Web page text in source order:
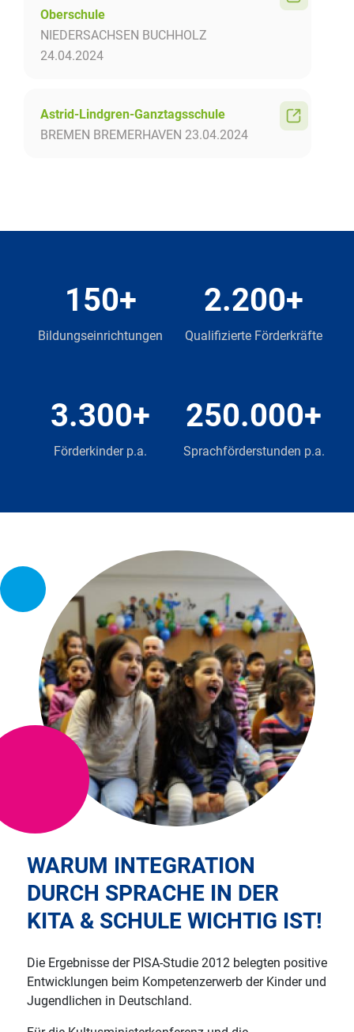
Oberschule
NIEDERSACHSEN BUCHHOLZ
24.04.2024
Astrid-Lindgren-Ganztagsschule
BREMEN BREMERHAVEN 23.04.2024
150+
Bildungseinrichtungen
2.200+
Qualifizierte Förderkräfte
3.300+
Förderkinder p.a.
250.000+
Sprachförderstunden p.a.
WARUM INTEGRATION
DURCH SPRACHE IN DER
KITA & SCHULE WICHTIG IST!
Die Ergebnisse der PISA-Studie 2012 belegten positive
Entwicklungen beim Kompetenzerwerb der Kinder und
Jugendlichen in Deutschland.